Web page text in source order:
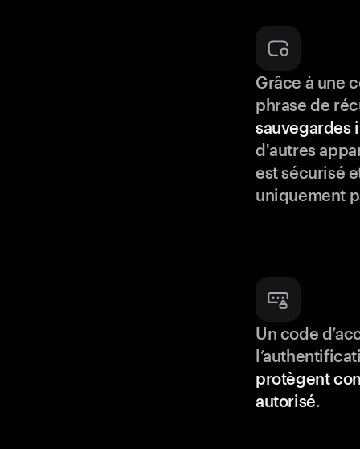
Grâce à une
phrase de
sauvegardes
d'autres
est sécurisé
uniquement
Un code
protègent
autorisé.